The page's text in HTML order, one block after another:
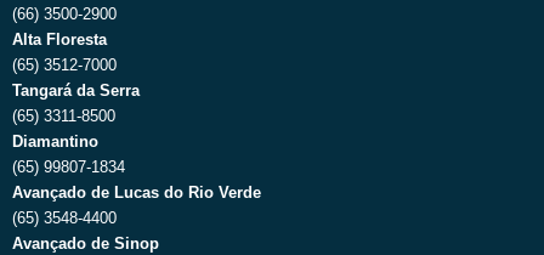
(66) 3500-2900
Alta Floresta
(65) 3512-7000
Tangará da Serra
(65) 3311-8500
Diamantino
(65) 99807-1834
Avançado de Lucas do Rio Verde
(65) 3548-4400
Avançado de Sinop